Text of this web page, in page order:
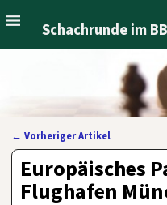
Schachrunde im
Artikelnavigation
← Vorheriger Artikel
Europäisches
Flughafen